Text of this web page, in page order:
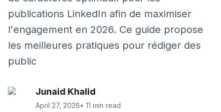
publications LinkedIn afin de maximiser
l'engagement en 2026. Ce guide propose
les meilleures pratiques pour rédiger des
public
Junaid Khalid
April 27, 2026• 11 min read